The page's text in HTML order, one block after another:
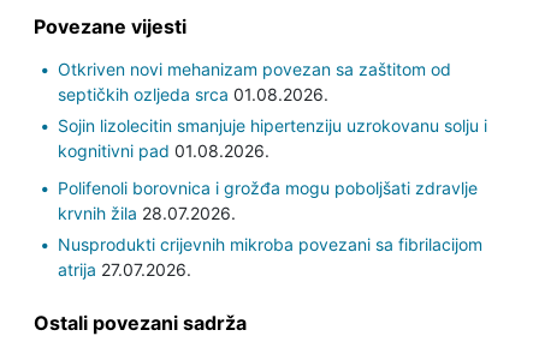
Povezane vijesti
Otkriven novi mehanizam povezan sa zaštitom od
septičkih ozljeda srca 01.08.2026.
Sojin lizolecitin smanjuje hipertenziju uzrokovanu solju i
kognitivni pad 01.08.2026.
Polifenoli borovnica i grožđa mogu poboljšati zdravlje
krvnih žila 28.07.2026.
Nusprodukti crijevnih mikroba povezani sa fibrilacijom
atrija 27.07.2026.
Ostali povezani sadrža